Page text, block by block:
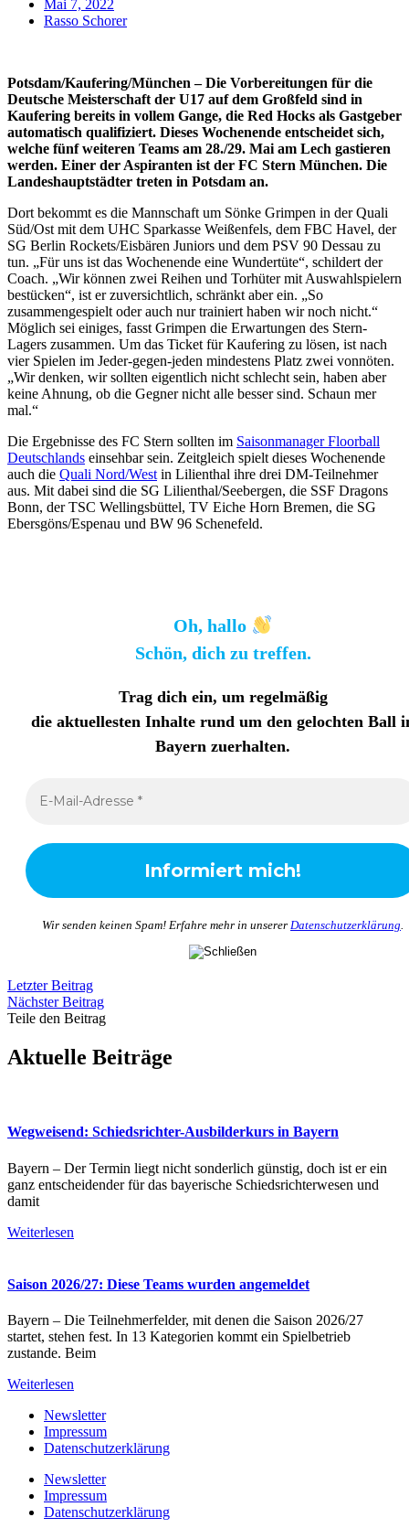
Mai 7, 2022
Rasso Schorer
Potsdam/Kaufering/München – Die Vorbereitungen für die
Deutsche Meisterschaft der U17 auf dem Großfeld sind in
Kaufering bereits in vollem Gange, die Red Hocks als Gastgeber
automatisch qualifiziert. Dieses Wochenende entscheidet sich,
welche fünf weiteren Teams am 28./29. Mai am Lech gastieren
werden. Einer der Aspiranten ist der FC Stern München. Die
Landeshauptstädter treten in Potsdam an.
Dort bekommt es die Mannschaft um Sönke Grimpen in der Quali
Süd/Ost mit dem UHC Sparkasse Weißenfels, dem FBC Havel, der
SG Berlin Rockets/Eisbären Juniors und dem PSV 90 Dessau zu
tun. „Für uns ist das Wochenende eine Wundertüte“, schildert der
Coach. „Wir können zwei Reihen und Torhüter mit Auswahlspielern
bestücken“, ist er zuversichtlich, schränkt aber ein. „So
zusammengespielt oder auch nur trainiert haben wir noch nicht.“
Möglich sei einiges, fasst Grimpen die Erwartungen des Stern-
Lagers zusammen. Um das Ticket für Kaufering zu lösen, ist nach
vier Spielen im Jeder-gegen-jeden mindestens Platz zwei vonnöten.
„Wir denken, wir sollten eigentlich nicht schlecht sein, haben aber
keine Ahnung, ob die Gegner nicht alle besser sind. Schaun mer
mal.“
Die Ergebnisse des FC Stern sollten im Saisonmanager Floorball
Deutschlands einsehbar sein. Zeitgleich spielt dieses Wochenende
auch die Quali Nord/Westin Lilienthal ihre drei DM-Teilnehmer
aus. Mit dabei sind die SG Lilienthal/Seebergen, die SSF Dragons
Bonn, der TSC Wellingsbüttel, TV Eiche Horn Bremen, die SG
Ebersgöns/Espenau und BW 96 Schenefeld.
Oh, hallo
Schön, dich zu treffen.
Trag dich ein, um regelmäßig
die aktuellesten Inhalte rund um den gelochten Ball
Bayern zuerhalten.
Wir senden keinen Spam! Erfahre mehr in unserer Datenschutzerklärung.
Letzter Beitrag
Nächster Beitrag
Teile den Beitrag
Aktuelle Beiträge
Wegweisend: Schiedsrichter-Ausbilderkurs in Bayern
Bayern – Der Termin liegt nicht sonderlich günstig, doch ist er ein
ganz entscheidender für das bayerische Schiedsrichterwesen und
damit
Weiterlesen
Saison 2026/27: Diese Teams wurden angemeldet
Bayern – Die Teilnehmerfelder, mit denen die Saison 2026/27
startet, stehen fest. In 13 Kategorien kommt ein Spielbetrieb
zustande. Beim
Weiterlesen
Newsletter
Impressum
Datenschutzerklärung
Newsletter
Impressum
Datenschutzerklärung